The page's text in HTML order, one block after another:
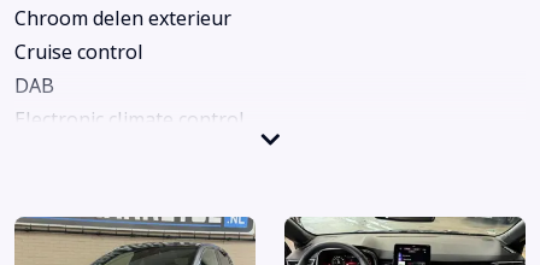
Chroom delen exterieur
Cruise control
DAB
Electronic climate control
LED achterlichten
LED koplampen